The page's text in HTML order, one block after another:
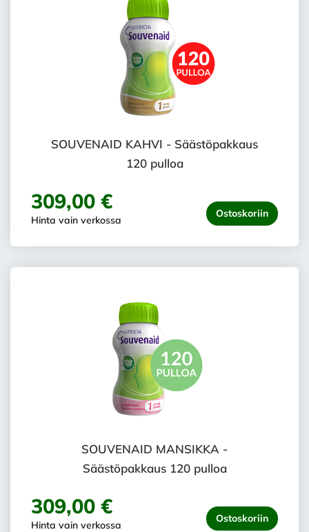
SOUVENAID KAHVI - Säästöpakkaus
120 pulloa
309,00 €
Hinta vain verkossa
Ostoskoriin
SOUVENAID MANSIKKA -
Säästöpakkaus 120 pulloa
309,00 €
Hinta vain verkossa
Ostoskoriin